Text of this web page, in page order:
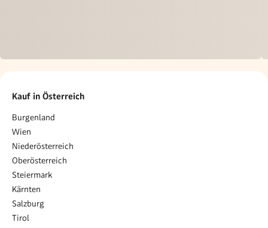
Kauf in Österreich
Burgenland
Wien
Niederösterreich
Oberösterreich
Steiermark
Kärnten
Salzburg
Tirol